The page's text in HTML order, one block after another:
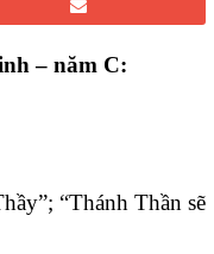
– năm C:
“Thánh Thần sẽ